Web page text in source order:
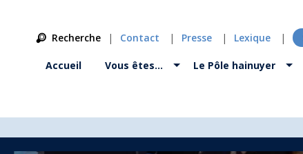
Recherche Contact Presse Lexique
Accueil Vous êtes… Le Pôle hainuyer